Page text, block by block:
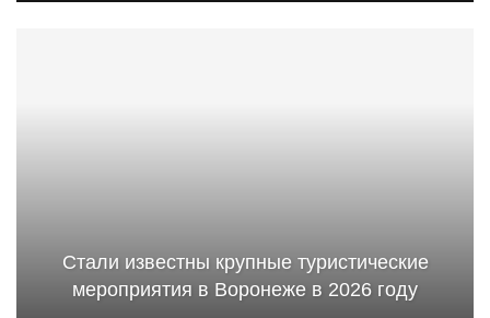
Стали известны крупные туристические
мероприятия в Воронеже в 2026 году